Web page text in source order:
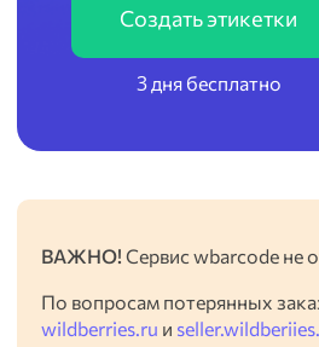
Создать этикетки
3 дня бесплатно
ВАЖНО! Сервис wbarcode не
По вопросам потерянных
wildberries.ru и